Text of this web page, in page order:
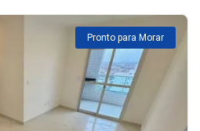
Pronto para Morar